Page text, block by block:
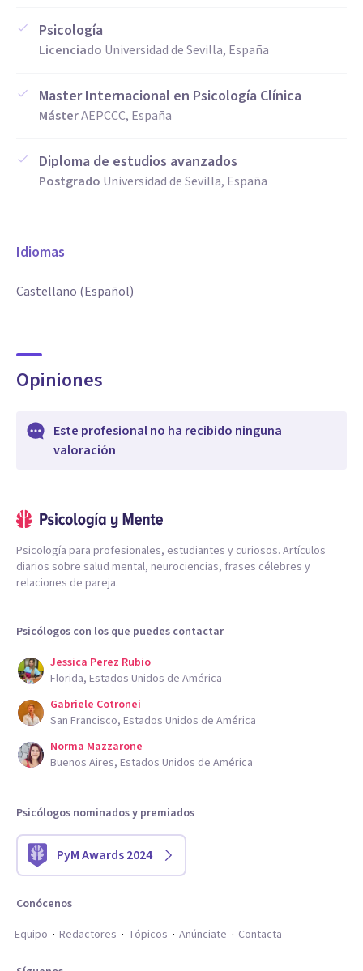
Psicología
Licenciado Universidad de Sevilla, España
Master Internacional en Psicología Clínica
MásterAEPCCC, España
Diploma de estudios avanzados
Postgrado Universidad de Sevilla, España
Idiomas
Castellano (Español)
Opiniones
Este profesional no ha recibido ninguna
valoración
Psicología para profesionales, estudiantes y curiosos. Artículos
diarios sobre salud mental, neurociencias, frases célebres y
relaciones de pareja.
Psicólogos con los que puedes contactar
Jessica Perez Rubio
Florida, Estados Unidos de América
Gabriele Cotronei
San Francisco, Estados Unidos de América
Norma Mazzarone
Buenos Aires, Estados Unidos de América
Psicólogos nominados y premiados
PyM Awards 2024
Conócenos
Equipo
Redactores Tópicos Anúnciate Contacta